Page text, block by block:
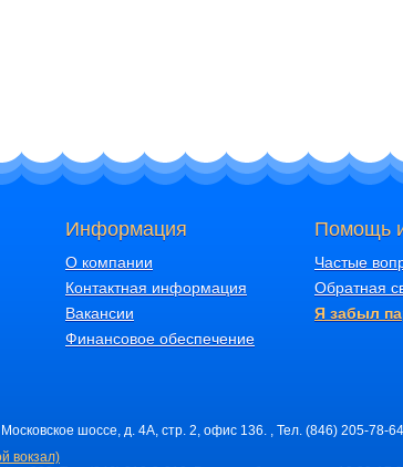
Информация
О компании
Контактная информация
Вакансии
Финансовое обеспечение
Помощь
Частые
Обратная
Я забыл
шоссе, д. 4А, стр. 2, офис 136. , Тел. (846) 205-78-
вокзал)